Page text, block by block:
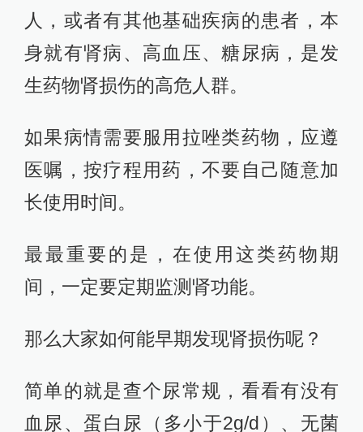
人，或者有其他基础疾病的患者，本
身就有肾病、高血压、糖尿病，是发
生药物肾损伤的高危人群。
如果病情需要服用拉唑类药物，应遵
医嘱，按疗程用药，不要自己随意加
长使用时间。
最最重要的是，在使用这类药物期
间，一定要定期监测肾功能。
那么大家如何能早期发现肾损伤呢？
简单的就是查个尿常规，看看有没有
血尿、蛋白尿（多小于2g/d）、无菌